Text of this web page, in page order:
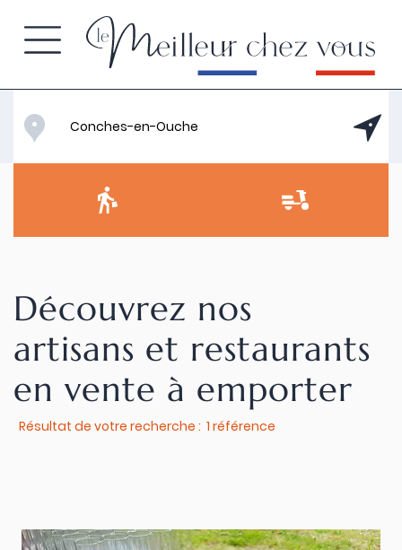
Découvrez nos
artisans et restaurants
en vente à emporter
Résultat de votre recherche : 1 référence